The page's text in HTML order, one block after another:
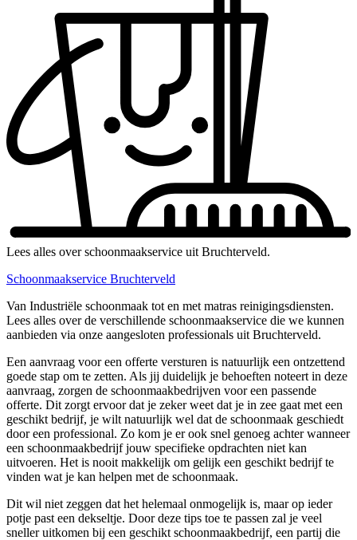
Lees alles over schoonmaakservice uit Bruchterveld.
Schoonmaakservice Bruchterveld
Van Industriële schoonmaak tot en met matras reinigingsdiensten.
Lees alles over de verschillende schoonmaakservice die we kunnen
aanbieden via onze aangesloten professionals uit Bruchterveld.
Een aanvraag voor een offerte versturen is natuurlijk een ontzettend
goede stap om te zetten. Als jij duidelijk je behoeften noteert in deze
aanvraag, zorgen de schoonmaakbedrijven voor een passende
offerte. Dit zorgt ervoor dat je zeker weet dat je in zee gaat met een
geschikt bedrijf, je wilt natuurlijk wel dat de schoonmaak geschiedt
door een professional. Zo kom je er ook snel genoeg achter wanneer
een schoonmaakbedrijf jouw specifieke opdrachten niet kan
uitvoeren. Het is nooit makkelijk om gelijk een geschikt bedrijf te
vinden wat je kan helpen met de schoonmaak.
Dit wil niet zeggen dat het helemaal onmogelijk is, maar op ieder
potje past een dekseltje. Door deze tips toe te passen zal je veel
sneller uitkomen bij een geschikt schoonmaakbedrijf, een partij die